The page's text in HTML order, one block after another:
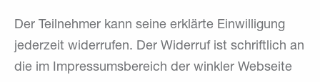
Der Teilnehmer kann seine erklärte Einwilligung
jederzeit widerrufen. Der Widerruf ist schriftlich an
die im Impressumsbereich der winkler Webseite